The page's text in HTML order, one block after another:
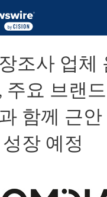
menu
조사 업체
주요 브랜
함께 근
장 예정